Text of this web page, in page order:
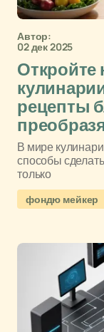
Автор:
02 дек 2025
Откройте
рецепты
В мире
способы
только
фондю мейкер